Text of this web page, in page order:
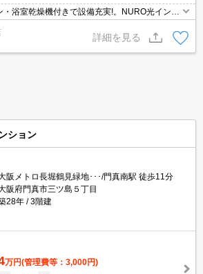
浴室乾燥機付きで設備充実!。NURO光インタ
たり足を伸ばせる1坪タイプバス。人気のカウ
詳細を見る
ション
阪メトロ長堀鶴見緑地･･･/門真南駅 徒歩11分
阪府門真市三ツ島５丁目
28年
3階建
万円(管理費等：3,000円)